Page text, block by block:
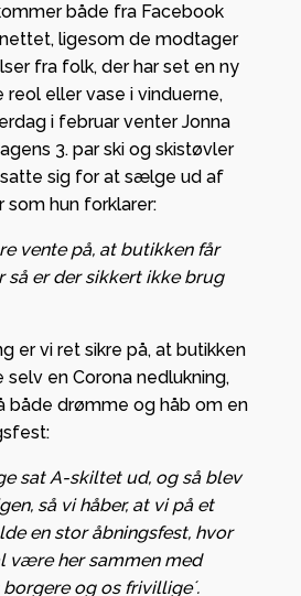
både fra Facebook
ligesom de modtager
fra folk, der har set en ny
reol eller vase i vinduerne,
i februar venter Jonna
3. par ski og skistøvler
sig for at sælge ud af
hun forklarer:
vente på, at butikken får
så er der sikkert ikke brug
er vi ret sikre på, at butikken
selv en Corona nedlukning,
både drømme og håb om en
sat A-skiltet ud, og så blev
så vi håber, at vi på et
en stor åbningsfest, hvor
være her sammen med
og os frivillige´.